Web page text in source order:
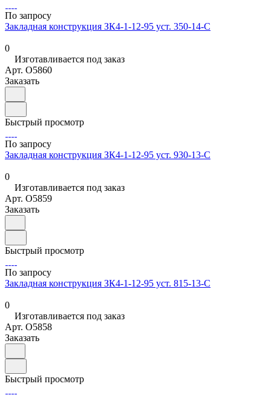
По запросу
Закладная конструкция ЗК4-1-12-95 уст. 350-14-С
0
Изготавливается под заказ
Арт. O5860
Заказать
Быстрый просмотр
По запросу
Закладная конструкция ЗК4-1-12-95 уст. 930-13-С
0
Изготавливается под заказ
Арт. O5859
Заказать
Быстрый просмотр
По запросу
Закладная конструкция ЗК4-1-12-95 уст. 815-13-С
0
Изготавливается под заказ
Арт. O5858
Заказать
Быстрый просмотр